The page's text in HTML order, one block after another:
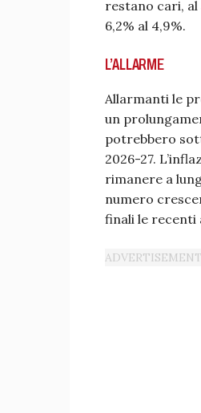
restano cari,
6,2% al 4,9%.
L’ALLARME
Allarmanti le
un
potrebbero
2026-27.
rimanere a
numero
finali le recenti